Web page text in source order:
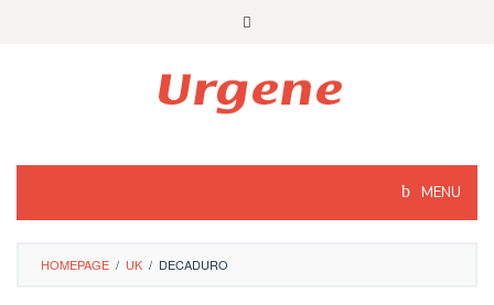
MENU
HOMEPAGE / UK / DECADURO